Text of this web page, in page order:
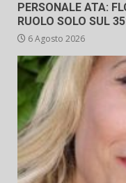
PERSONALE ATA:
RUOLO SOLO SUL
6 Agosto 2026